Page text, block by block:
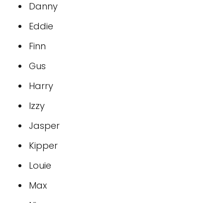
Danny
Eddie
Finn
Gus
Harry
Izzy
Jasper
Kipper
Louie
Max